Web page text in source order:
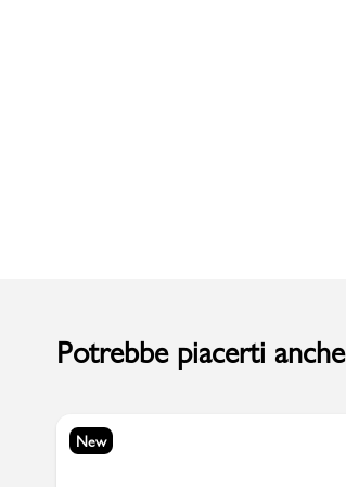
Potrebbe piacerti anche
New